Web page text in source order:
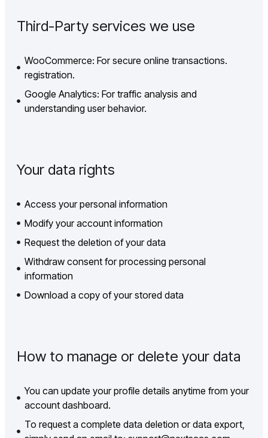
Third-Party services we use
WooCommerce: For secure online transactions.
registration.
Google Analytics: For traffic analysis and
understanding user behavior.
Your data rights
Access your personal information
Modify your account information
Request the deletion of your data
Withdraw consent for processing personal
information
Download a copy of your stored data
How to manage or delete your data
You can update your profile details anytime from your
account dashboard.
To request a complete data deletion or data export,